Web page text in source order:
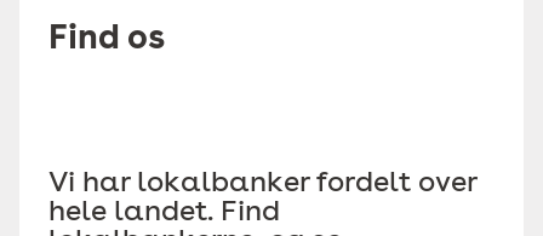
Find os
Vi har lokalbanker fordelt over
hele landet. Find